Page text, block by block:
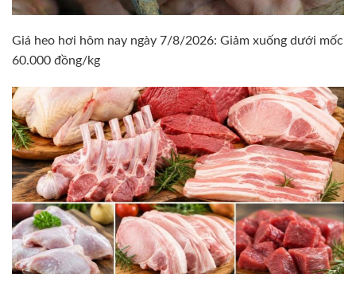
Giá heo hơi hôm nay ngày 7/8/2026: Giảm xuống dưới mốc
60.000 đồng/kg